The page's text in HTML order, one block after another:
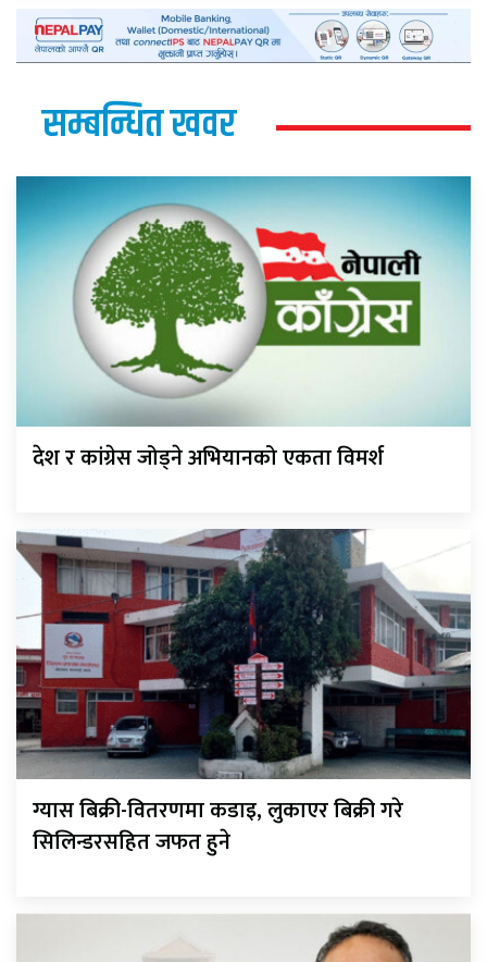
सम्बन्धित खवर
देश र कांग्रेस जोड्ने अभियानको एकता विमर्श
ग्यास बिक्री-वितरणमा कडाइ, लुकाएर बिक्री गरे
सिलिन्डरसहित जफत हुने